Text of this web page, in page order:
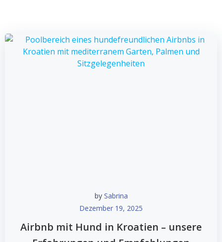
by Sabrina
Dezember 19, 2025
Airbnb mit Hund in Kroatien – unsere